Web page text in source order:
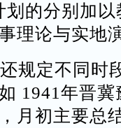
的分别加以
理论与实地
规定不同时
1941年晋
月初主要总